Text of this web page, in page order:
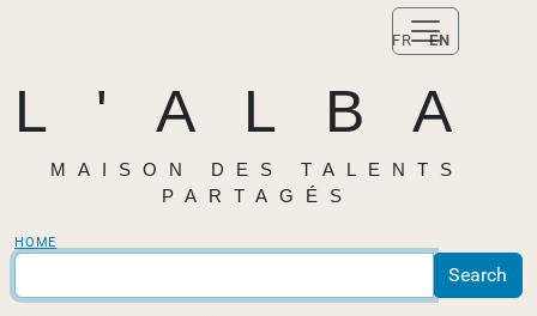
FR EN
L'ALBA
MAISON DES TALENTS
PARTAGÉS
HOME